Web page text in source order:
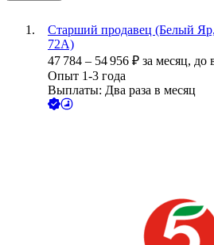
Старший продавец (Белый
72А)
47 784 – 54 956 ₽ за месяц, до
Опыт 1-3 года
Выплаты: Два раза в месяц